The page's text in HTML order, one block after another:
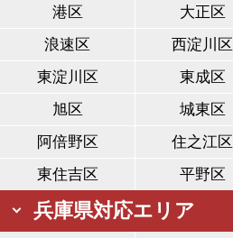
港区
大正区
浪速区
西淀川区
東淀川区
東成区
旭区
城東区
阿倍野区
住之江区
東住吉区
平野区
兵庫県対応エリア